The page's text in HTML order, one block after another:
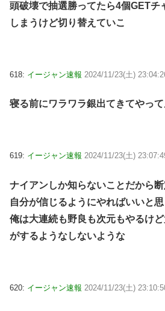
頭破壊で抽選勝ってたら4個GETチ
しまうけど切り替えていこ
618: イージャン速報 2024/11/23(土)
寝る前にワラワラ銀出てきてやっ
619: イージャン速報 2024/11/23(土)
ナイアンしか知らないことだから
自分が信じるようにやればいいと思
俺は大連続も野良も次元もやるけ
がするようなしないような
620: イージャン速報 2024/11/23(土)